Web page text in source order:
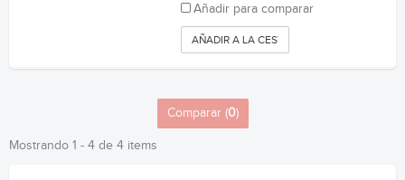
Añadir para comparar
AÑADIR A LA CESTA
Comparar (0)
Mostrando 1 - 4 de 4 items